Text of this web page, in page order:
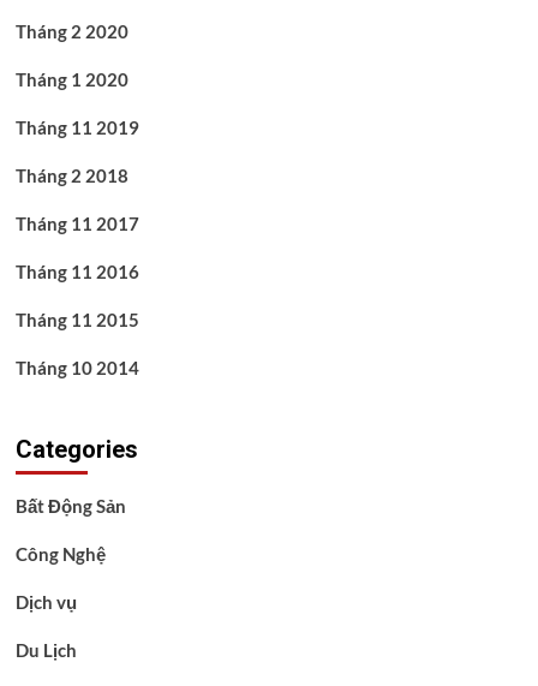
Tháng 2 2020
Tháng 1 2020
Tháng 11 2019
Tháng 2 2018
Tháng 11 2017
Tháng 11 2016
Tháng 11 2015
Tháng 10 2014
Categories
Bất Động Sản
Công Nghệ
Dịch vụ
Du Lịch